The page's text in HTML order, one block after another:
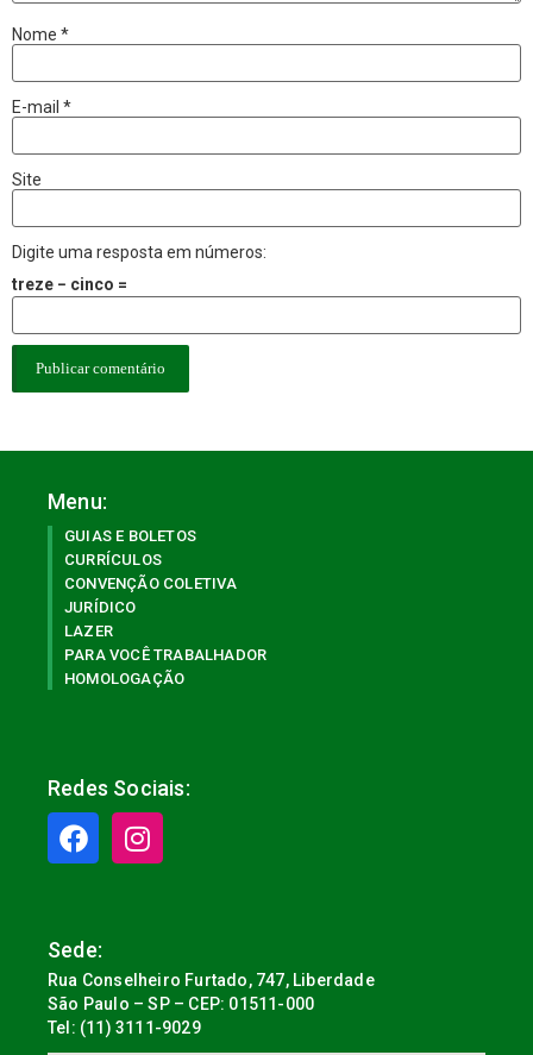
Nome *
E-mail *
Site
Digite uma resposta em números:
treze − cinco =
Menu:
GUIAS E BOLETOS
CURRÍCULOS
CONVENÇÃO COLETIVA
JURÍDICO
LAZER
PARA VOCÊ TRABALHADOR
HOMOLOGAÇÃO
Redes Sociais:
Sede:
Rua Conselheiro Furtado, 747, Liberdade
São Paulo – SP – CEP: 01511-000
Tel: (11) 3111-9029